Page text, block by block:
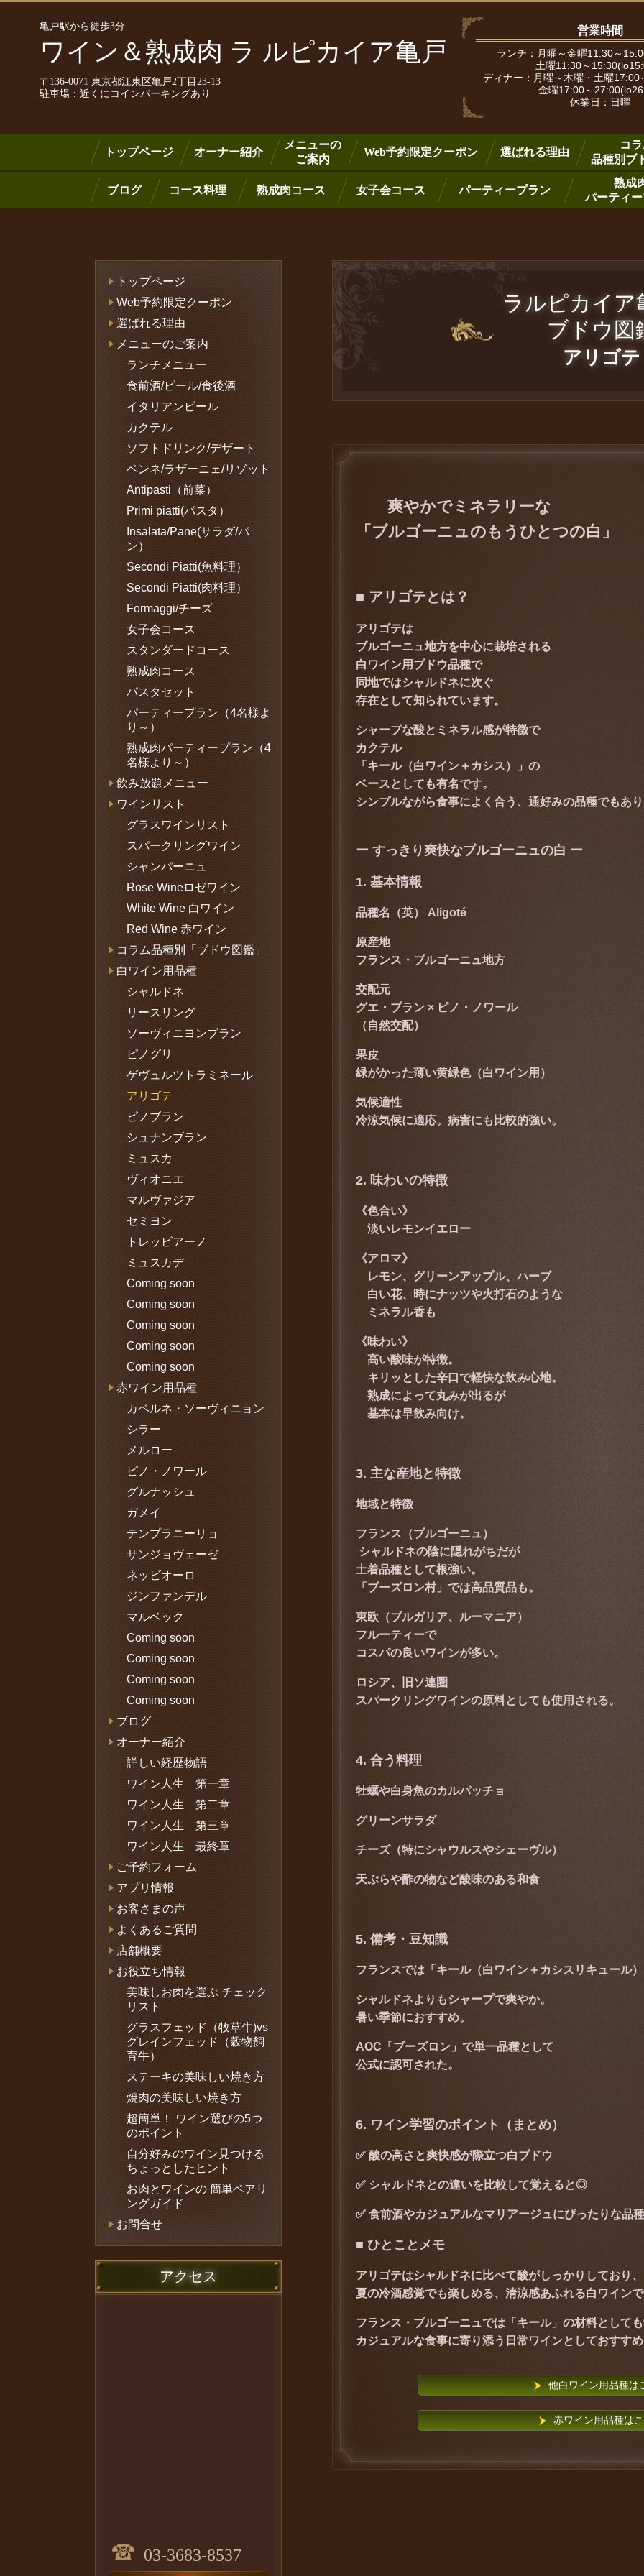
亀戸駅から徒歩3分
ワイン＆熟成肉 ラ ルピカイア亀戸
〒136-0071 東京都江東区亀戸2丁目23-13
駐車場：近くにコインパーキングあり
営業時間
ランチ：月曜～金曜11:30～
土曜11:30～
ディナー：月曜～木曜・土曜
金曜17:00～
休業日：日曜
トップページ オーナー紹介
メニューの
ご案内
Web予約限定クーポン 選ばれる理由
コ
品種別ブ
ブログ コース料理 熟成肉コース 女子会コース パーティープラン
熟成
パーティ
ラルピカイ
ブドウ図
アリゴテ
爽やかでミネラリーな
「ブルゴーニュのもうひとつの白」
■ アリゴテとは？
アリゴテは
ブルゴーニュ地方を中心に栽培される
白ワイン用ブドウ品種で
同地ではシャルドネに次ぐ
存在として知られています。
シャープな酸とミネラル感が特徴で
カクテル
「キール（白ワイン＋カシス）」の
ベースとしても有名です。
シンプルながら食事によく合う、通好みの品種でもあ
ー すっきり爽快なブルゴーニュの白 ー
1. 基本情報
品種名（英） Aligoté
原産地
フランス・ブルゴーニュ地方
交配元
グエ・ブラン × ピノ・ノワール
（自然交配）
果皮
緑がかった薄い黄緑色（白ワイン用）
気候適性
冷涼気候に適応。病害にも比較的強い。
2. 味わいの特徴
《色合い》
淡いレモンイエロー
《アロマ》
レモン、グリーンアップル、ハーブ
白い花、
時にナッツや火打石のような
ミネラル香も
《味わい》
高い酸味が特徴。
キリッとした辛口で軽快な飲み心地。
熟成によって丸みが出るが
基本は早飲み向け。
3. 主な産地と特徴
地域と特徴
フランス（ブルゴーニュ）
シャルドネの陰に隠れがちだが
土着品種として根強い。
「ブーズロン村」では高品質品も。
東欧（ブルガリア、ルーマニア）
フルーティーで
コスパの良いワインが多い。
ロシア、旧ソ連圏
スパークリングワインの原料としても使用される。
4. 合う料理
牡蠣や白身魚のカルパッチョ
グリーンサラダ
チーズ（特にシャウルスやシェーヴル）
天ぷらや酢の物など酸味のある和食
5. 備考・豆知識
フランスでは「キール（白ワイン＋カシスリキュール
シャルドネよりもシャープで爽やか。
暑い季節におすすめ。
AOC「ブーズロン」で単一品種として
公式に認可された。
6. ワイン学習のポイント（まとめ）
✅ 酸の高さと爽快感が際立つ白ブドウ
✅ シャルドネとの違いを比較して覚えると◎
✅ 食前酒やカジュアルなマリアージュにぴったりな品種
■ ひとことメモ
アリゴテはシャルドネに比べて酸がしっかりしており
夏の冷酒感覚でも楽しめる、清涼感あふれる白ワイン
フランス・ブルゴーニュでは「キール」の材料として
カジュアルな食事に寄り添う日常ワインとしておすす
他白ワイン用品種は
赤ワイン用品種は
トップページ
Web予約限定クーポン
選ばれる理由
メニューのご案内
ランチメニュー
食前酒/ビール/食後酒
イタリアンビール
カクテル
ソフトドリンク/デザート
ペンネ/ラザーニェ/リゾット
Antipasti（前菜）
Primi piatti(パスタ）
Insalata/Pane(サラダ/パ
ン）
Secondi Piatti(魚料理）
Secondi Piatti(肉料理）
Formaggi/チーズ
女子会コース
スタンダードコース
熟成肉コース
パスタセット
パーティープラン（4名様よ
り～）
熟成肉パーティープラン（4
名様より～）
飲み放題メニュー
ワインリスト
グラスワインリスト
スパークリングワイン
シャンパーニュ
Rose Wineロゼワイン
White Wine 白ワイン
Red Wine 赤ワイン
コラム品種別「ブドウ図鑑」
白ワイン用品種
シャルドネ
リースリング
ソーヴィニヨンブラン
ピノグリ
ゲヴュルツトラミネール
アリゴテ
ピノブラン
シュナンブラン
ミュスカ
ヴィオニエ
マルヴァジア
セミヨン
トレッビアーノ
ミュスカデ
Coming soon
Coming soon
Coming soon
Coming soon
Coming soon
赤ワイン用品種
カベルネ・ソーヴィニョン
シラー
メルロー
ピノ・ノワール
グルナッシュ
ガメイ
テンプラニーリョ
サンジョヴェーゼ
ネッビオーロ
ジンファンデル
マルベック
Coming soon
Coming soon
Coming soon
Coming soon
ブログ
オーナー紹介
詳しい経歴物語
ワイン人生 第一章
ワイン人生 第二章
ワイン人生 第三章
ワイン人生 最終章
ご予約フォーム
アプリ情報
お客さまの声
よくあるご質問
店舗概要
お役立ち情報
美味しお肉を選ぶ チェック
リスト
グラスフェッド（牧草牛)vs
グレインフェッド（穀物飼
育牛）
ステーキの美味しい焼き方
焼肉の美味しい焼き方
超簡単！ ワイン選びの5つ
のポイント
自分好みのワイン見つける
ちょっとしたヒント
お肉とワインの 簡単ペアリ
ングガイド
お問合せ
アクセス
03-3683-8537